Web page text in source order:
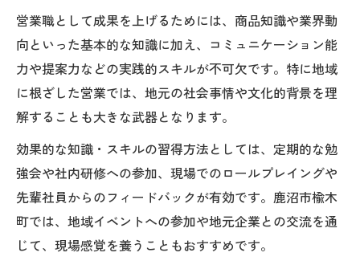
営業職として成果を上げるためには、商品知識や業界動
向といった基本的な知識に加え、コミュニケーション能
力や提案力などの実践的スキルが不可欠です。特に地域
に根ざした営業では、地元の社会事情や文化的背景を理
解することも大きな武器となります。
効果的な知識・スキルの習得方法としては、定期的な勉
強会や社内研修への参加、現場でのロールプレイングや
先輩社員からのフィードバックが有効です。鹿沼市楡木
町では、地域イベントへの参加や地元企業との交流を通
じて、現場感覚を養うこともおすすめです。